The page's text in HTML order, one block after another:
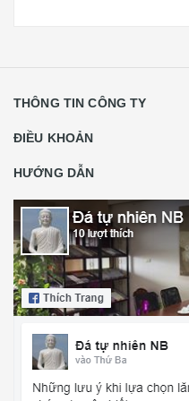
THÔNG TIN CÔNG TY
ĐIỀU KHOẢN
HƯỚNG DẪN